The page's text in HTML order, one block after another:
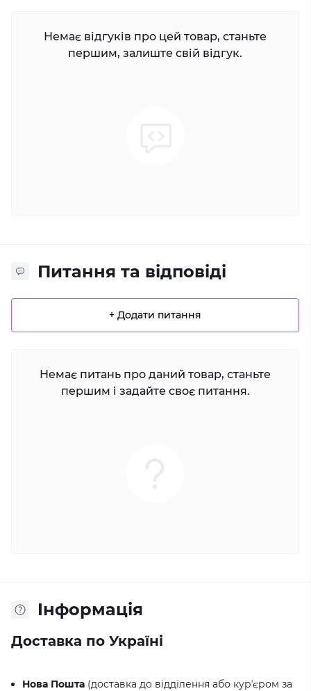
Немає відгуків про цей товар, станьте
першим, залиште свій відгук.
Питання та відповіді
+ Додати питання
Немає питань про даний товар, станьте
першим і задайте своє питання.
Iнформація
Доставка по Україні
Нова Пошта (доставка до відділення або курʼєром за